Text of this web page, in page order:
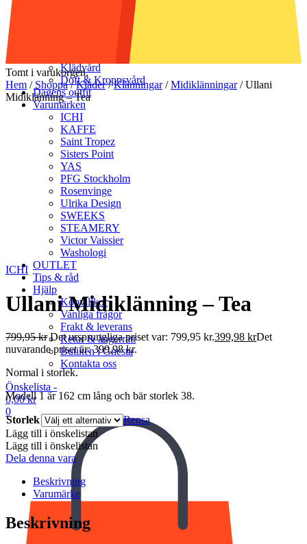
Solglasögon
Munskydd
Klädvård
Doft & Kroppsvård
Dagens outfit
Varumärken
ICHI
KAFFE
Saint Tropez
Sisters Point
YAS
PFG Stockholm
Rosenvinge
Ulrika Design
SWEEKS
STEAMERY
Victor Vaissier
Washologi
OUTLET
Tips & råd
Hjälp
Köpvillkor
Vanliga frågor
Frakt & leverans
Retur & ångerrätt
Butiken i Gnesta
Kontakta oss
Önskelista -
0,00kr
0
Tomt i varukorgen.
Hem / Shoppa/Kläder/Klänningar/Midiklänningar/Ullani
Midiklänning – Tea
ICHI
Ullani Midiklänning – Tea
799,95kr Det ursprungliga priset var: 799,95 kr.399,98 krDet
nuvarande priset är: 399,98 kr.
Normal i storlek.
Modell 1 är 162 cm lång och bär storlek 38.
Storlek
Rensa
Lägg till i önskelistan
Lägg till i önskelistan
Dela denna vara
Beskrivning
Varumärke
Beskrivning